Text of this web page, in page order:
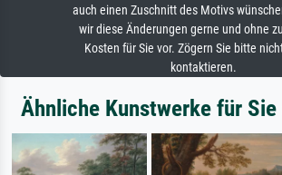
auch einen Zuschnitt des Motivs
wir diese Änderungen gerne und ohne
Kosten für Sie vor. Zögern Sie bitte
kontaktieren.
Ähnliche Kunstwerke für